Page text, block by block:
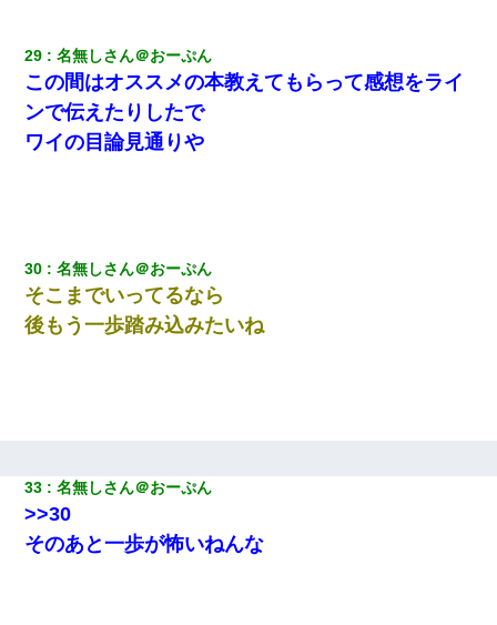
29 名無しさん＠おーぷん
この間はオススメの本教えてもらって感想をライ
ンで伝えたりしたで
ワイの目論見通りや
30 名無しさん＠おーぷん
そこまでいってるなら
後もう一歩踏み込みたいね
33 名無しさん＠おーぷん
>>30
そのあと一歩が怖いねんな